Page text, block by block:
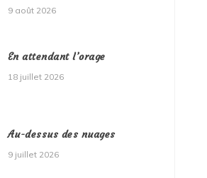
9 août 2026
En attendant l’orage
18 juillet 2026
Au-dessus des nuages
9 juillet 2026